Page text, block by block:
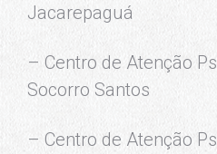
Jacarepaguá
– Centro de Atenção
Socorro Santos
– Centro de Atenção